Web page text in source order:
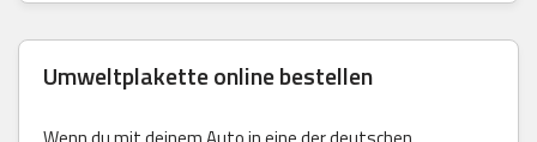
Umweltplakette online bestellen